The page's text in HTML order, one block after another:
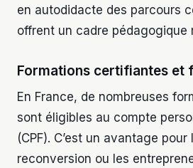
en autodidacte des parcours
offrent un cadre pédagogique
Formations certifiantes et
En France, de nombreuses
sont éligibles au compte
(CPF). C’est un avantage
reconversion ou les